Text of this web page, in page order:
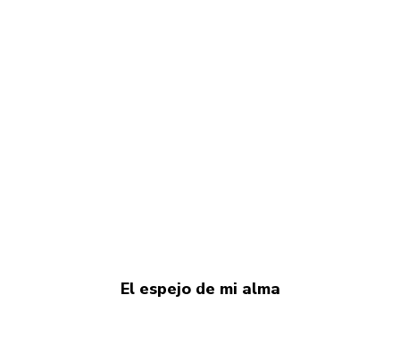
El espejo de mi alma